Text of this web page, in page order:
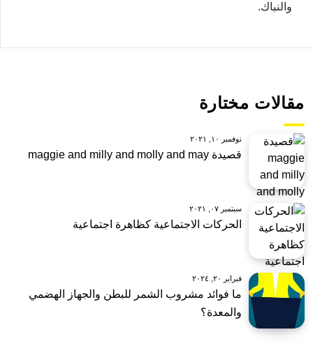
والنباك.
مقالات مختارة
نوفمبر ١٠, ٢٠٢١
قصيدة maggie and milly and molly and may
سبتمبر ٠٧, ٢٠٢١
الحركات الاجتماعية كظاهرة اجتماعية
فبراير ٢٠, ٢٠٢٤
ما فوائد مشروب الشمر للبطن والجهاز الهضمي
والمعدة؟